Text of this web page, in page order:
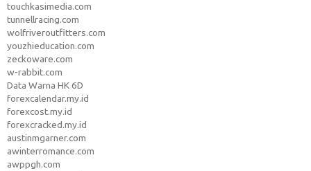
touchkasimedia.com
tunnellracing.com
wolfriveroutfitters.com
youzhieducation.com
zeckoware.com
w-rabbit.com
Data Warna HK 6D
forexcalendar.my.id
forexcost.my.id
forexcracked.my.id
austinmgarner.com
awinterromance.com
awppgh.com